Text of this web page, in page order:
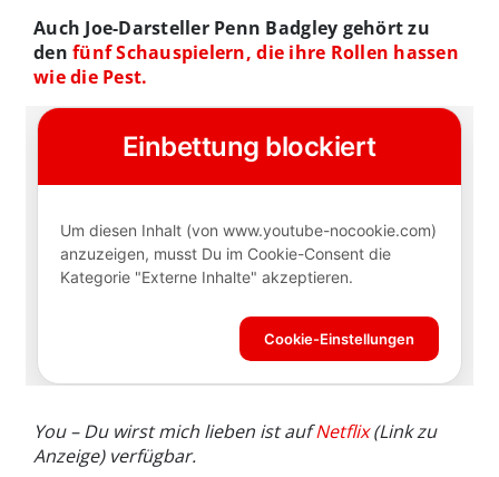
Auch Joe-Darsteller Penn Badgley gehört zu
denfünf Schauspielern, die ihre Rollen hassen
wie die Pest.
You – Du wirst mich lieben ist aufNetflix(Link zu
Anzeige) verfügbar.